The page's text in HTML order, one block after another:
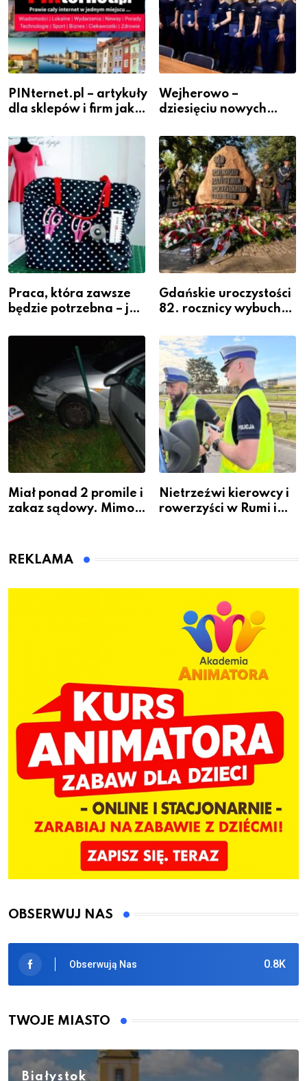
PINternet.pl – artykuły
dla sklepów i firm jako
widoczność
Wejherowo –
dziesięciu nowych
szeregach Komendy
Powiatowej
Praca, która zawsze
będzie potrzebna – jak
zawodem przyszłości i
gdzie się go nauczyć?
Gdańskie uroczystości
82. rocznicy wybuchu
Warszawskiego
Miał ponad 2 promile i
zakaz sądowy. Mimo
Bolszewie i uderzył w
Nietrzeźwi kierowcy i
rowerzyści w Rumi i
REKLAMA
OBSERWUJ NAS
0.8K
Obserwują Nas
TWOJE MIASTO
Białystok